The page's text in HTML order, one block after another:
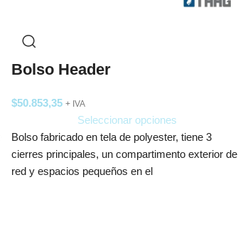
Bolso Header
$50.853,35 + IVA
Seleccionar opciones
Bolso fabricado en tela de polyester, tiene 3
cierres principales, un compartimento exterior de
red y espacios pequeños en el